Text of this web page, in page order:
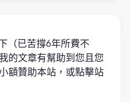
（已苦撐6年所費不
的文章有幫助到您且您
額贊助本站，或點擊站